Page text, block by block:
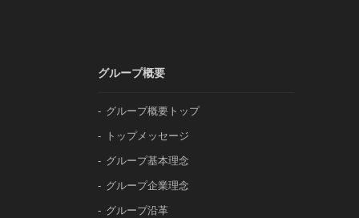
グループ概要
グループ概要トップ
トップメッセージ
グループ基本理念
グループ企業理念
グループ沿革